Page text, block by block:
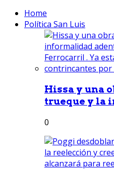
Home
Política San Luis
Hissa y una
trueque y la
0